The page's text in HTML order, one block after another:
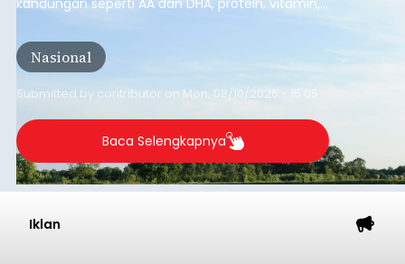
kandungan seperti AA dan DHA, protein, vitamin,
yang belum banyak dicermati adalah dari mana
sumber susu yang digunakan.
Nasional
Submitted by contributor on Mon, 08/10/2026 - 15:05
Baca Selengkapnya
Iklan